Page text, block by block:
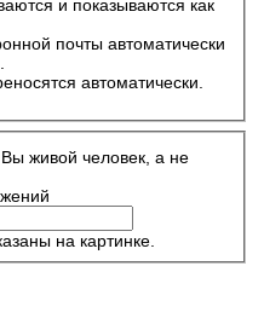
и показываются как
почты автоматически
автоматически.
живой человек, а не
на картинке.